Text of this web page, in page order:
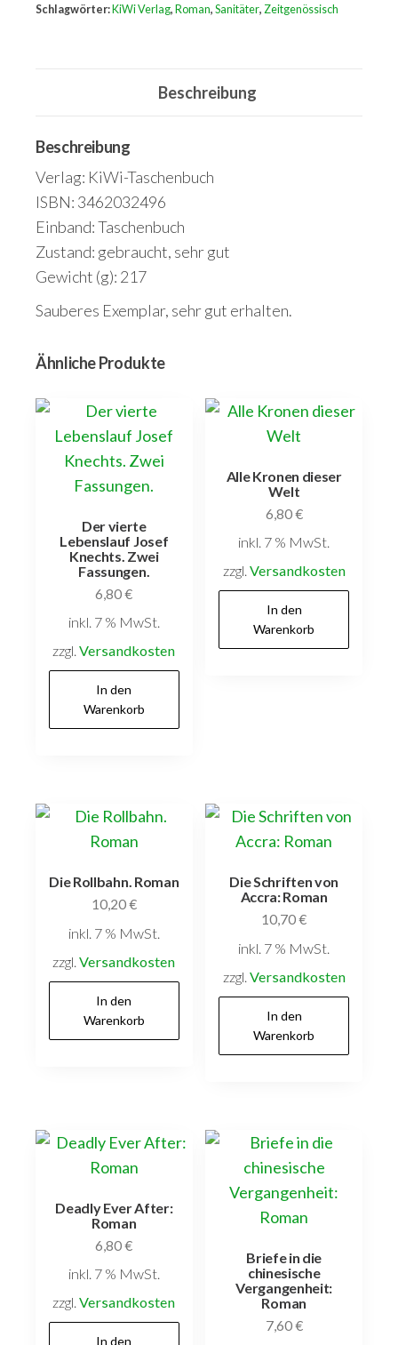
Sanitäter-
Schlagwörter: KiWi Verlag, Roman, Sanitäter, Zeitgenössisch
Beschreibung
Beschreibung
Verlag: KiWi-Taschenbuch
ISBN: 3462032496
Einband: Taschenbuch
Zustand: gebraucht, sehr gut
Gewicht (g): 217
Sauberes Exemplar, sehr gut erhalten.
Ähnliche Produkte
Der vierte
Lebenslauf Josef
Knechts. Zwei
Fassungen.
6,80€
inkl. 7 % MwSt.
zzgl.Versandkosten
In den
Warenkorb
Alle Kronen dieser
Welt
6,80€
inkl. 7 % MwSt.
zzgl. Versandkosten
In den
Warenkorb
Die Rollbahn. Roman
10,20€
inkl. 7 % MwSt.
zzgl.Versandkosten
In den
Warenkorb
Die Schriften von
Accra: Roman
10,70€
inkl. 7 % MwSt.
zzgl. Versandkosten
In den
Warenkorb
Deadly Ever After:
Roman
6,80€
inkl. 7 % MwSt.
zzgl.Versandkosten
In den
Briefe in die
chinesische
Vergangenheit:
Roman
7,60€